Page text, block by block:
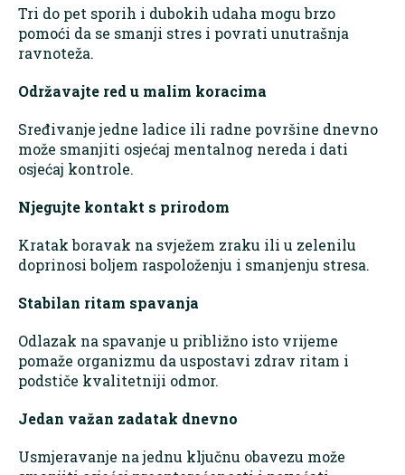
Tri do pet sporih i dubokih udaha mogu brzo
pomoći da se smanji stres i povrati unutrašnja
ravnoteža.
Održavajte red u malim koracima
Sređivanje jedne ladice ili radne površine dnevno
može smanjiti osjećaj mentalnog nereda i dati
osjećaj kontrole.
Njegujte kontakt s prirodom
Kratak boravak na svježem zraku ili u zelenilu
doprinosi boljem raspoloženju i smanjenju stresa.
Stabilan ritam spavanja
Odlazak na spavanje u približno isto vrijeme
pomaže organizmu da uspostavi zdrav ritam i
podstiče kvalitetniji odmor.
Jedan važan zadatak dnevno
Usmjeravanje na jednu ključnu obavezu može